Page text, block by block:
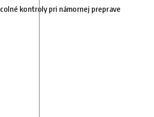
kontroly pri námornej preprave